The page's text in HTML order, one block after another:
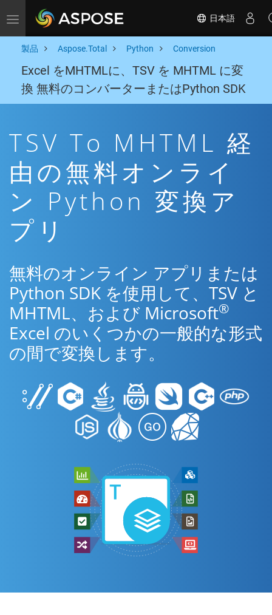
Toggle navigation 日本語
製品 Aspose.Total Python Conversion
Excel をMHTMLに、TSV を MHTML に変
換 無料のコンバーターまたはPython SDK
TSV To MHTML 経
由の無料オンライ
ン Python 変換ア
プリ
無料のオンライン アプリまたは
Python SDK を使用して、TSV と
MHTML、および Microsoft®
Excel のいくつかの一般的な形式
の間で変換します。